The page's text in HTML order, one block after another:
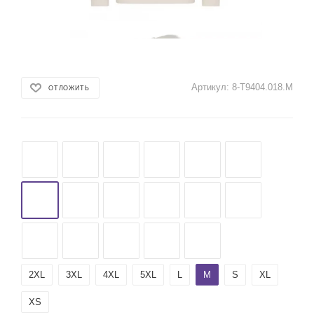
ОТЛОЖИТЬ Артикул: 8-T9404.018.M
2XL 3XL 4XL 5XL L M S XL
XS